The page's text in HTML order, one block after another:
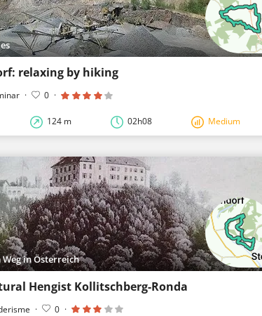
relaxing by hiking
· 0 ·
124 m 02h08 Medium
Weg in Österreich
Hengist Kollitschberg-Ronda
· 0 ·